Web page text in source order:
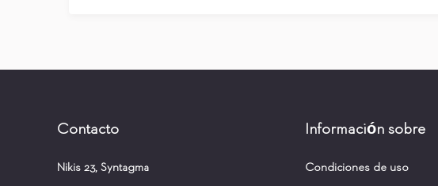
Contacto
Nikis 23, Syntagma
Información sobre
Condiciones de uso